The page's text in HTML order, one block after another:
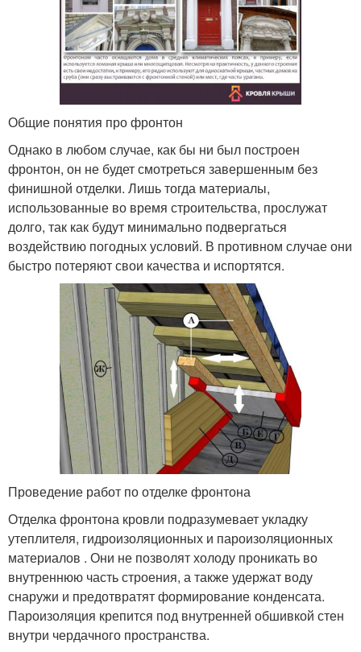
Общие понятия про фронтон
Однако в любом случае, как бы ни был построен
фронтон, он не будет смотреться завершенным без
финишной отделки. Лишь тогда материалы,
использованные во время строительства, прослужат
долго, так как будут минимально подвергаться
воздействию погодных условий. В противном случае они
быстро потеряют свои качества и испортятся.
Проведение работ по отделке фронтона
Отделка фронтона кровли подразумевает укладку
утеплителя, гидроизоляционных и пароизоляционных
материалов . Они не позволят холоду проникать во
внутреннюю часть строения, а также удержат воду
снаружи и предотвратят формирование конденсата.
Пароизоляция крепится под внутренней обшивкой стен
внутри чердачного пространства.